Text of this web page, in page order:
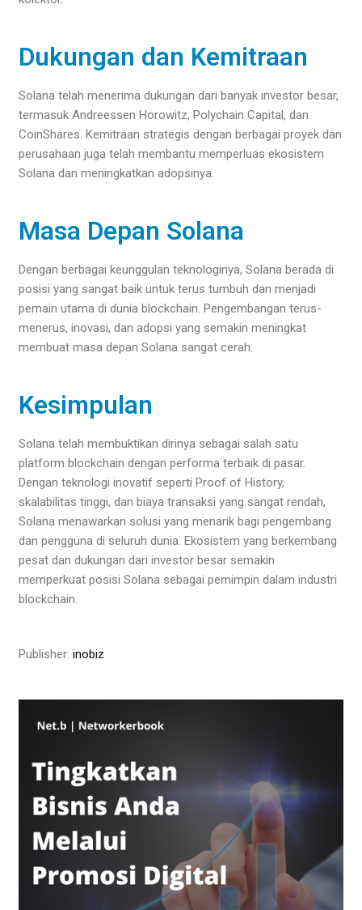
Dukungan dan Kemitraan
Solana telah menerima dukungan dari banyak investor besar,
termasuk Andreessen Horowitz, Polychain Capital, dan
CoinShares. Kemitraan strategis dengan berbagai proyek dan
perusahaan juga telah membantu memperluas ekosistem
Solana dan meningkatkan adopsinya.
Masa Depan Solana
Dengan berbagai keunggulan teknologinya, Solana berada di
posisi yang sangat baik untuk terus tumbuh dan menjadi
pemain utama di dunia blockchain. Pengembangan terus-
menerus, inovasi, dan adopsi yang semakin meningkat
membuat masa depan Solana sangat cerah.
Kesimpulan
Solana telah membuktikan dirinya sebagai salah satu
platform blockchain dengan performa terbaik di pasar.
Dengan teknologi inovatif seperti Proof of History,
skalabilitas tinggi, dan biaya transaksi yang sangat rendah,
Solana menawarkan solusi yang menarik bagi pengembang
dan pengguna di seluruh dunia. Ekosistem yang berkembang
pesat dan dukungan dari investor besar semakin
memperkuat posisi Solana sebagai pemimpin dalam industri
blockchain.
Publisher:inobiz